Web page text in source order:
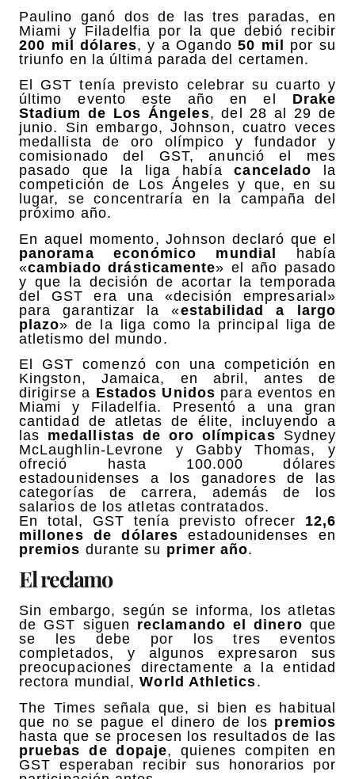
Paulino ganó dos de las tres paradas, en
Miami y Filadelfia por la que debió recibir
200 mil dólares, y a Ogando50 mil por su
triunfo en la última parada del certamen.
El GST tenía previsto celebrar su cuarto y
último evento este año en el Drake
Stadium de Los Ángeles, del 28 al 29 de
junio. Sin embargo, Johnson, cuatro veces
medallista de oro olímpico y fundador y
comisionado del GST, anunció el mes
pasado que la liga habíacancelado la
competición de Los Ángeles y que, en su
lugar, se concentraría en la campaña del
próximo año.
En aquel momento, Johnson declaró que el
panorama económico mundial
había
«cambiado drásticamente» el año pasado
y que la decisión de acortar la temporada
del GST era una «decisión empresarial»
para garantizar la «estabilidad a largo
plazo» de la liga como la principal liga de
atletismo del mundo.
El GST comenzó con una competición en
Kingston, Jamaica, en abril, antes de
dirigirse a Estados Unidos para eventos en
Miami y Filadelfia. Presentó a una gran
cantidad de atletas de élite, incluyendo a
las medallistas de oro olímpicas Sydney
McLaughlin-Levrone y Gabby Thomas, y
ofreció hasta 100.000 dólares
estadounidenses a los ganadores de las
categorías de carrera, además de los
salarios de los atletas contratados.
En total, GST tenía previsto ofrecer 12,6
millones de dólares estadounidenses en
premios durante su primer año.
El reclamo
Sin embargo, según se informa, los atletas
de GST siguen reclamando el dinero que
se les debe por los tres eventos
completados, y algunos expresaron sus
preocupaciones directamente a la entidad
rectora mundial,World Athletics.
The Times señala que, si bien es habitual
que no se pague el dinero de los premios
hasta que se procesen los resultados de las
pruebas de dopaje, quienes compiten en
GST esperaban recibir sus honorarios por